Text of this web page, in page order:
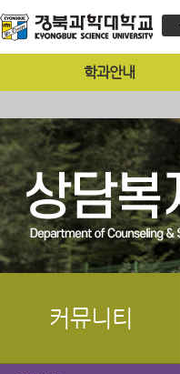
학과안내
커뮤니티